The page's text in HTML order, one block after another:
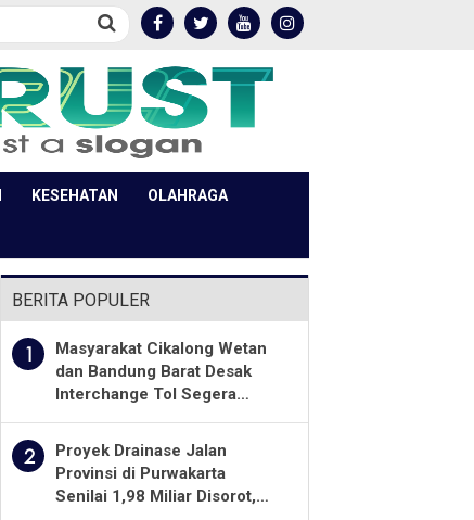
KESEHATAN OLAHRAGA
BERITA POPULER
1
Masyarakat Cikalong Wetan
dan Bandung Barat Desak
Interchange Tol Segera
2
Proyek Drainase Jalan
Provinsi di Purwakarta
Senilai 1,98 Miliar Disorot,